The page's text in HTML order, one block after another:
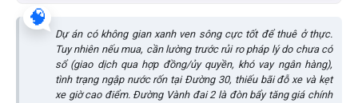
🧠
Dự án có không gian xanh ven sông cực tốt để thuê ở thực.
Tuy nhiên nếu mua, cần lường trước rủi ro pháp lý do chưa có
sổ (giao dịch qua hợp đồng/ủy quyền, khó vay ngân hàng),
tình trạng ngập nước rốn tại Đường 30, thiếu bãi đỗ xe và kẹt
xe giờ cao điểm. Đường Vành đai 2 là đòn bẩy tăng giá chính